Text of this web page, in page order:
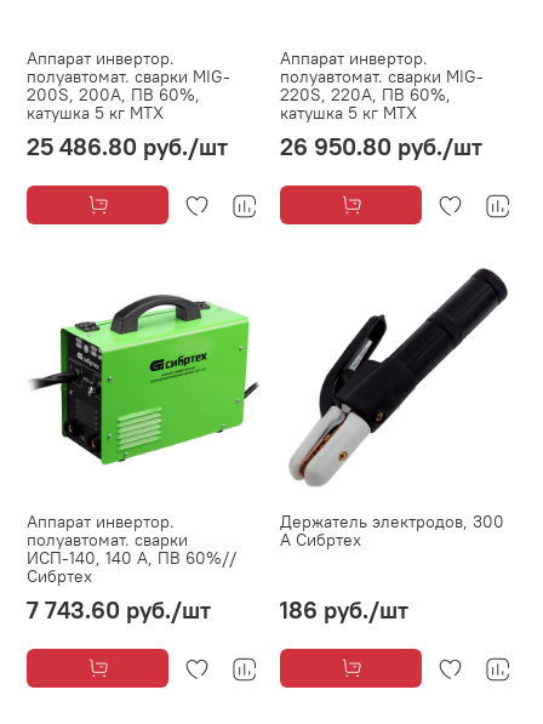
Аппарат инвертор.
полуавтомат. cварки MIG-
200S, 200A, ПВ 60%,
катушка 5 кг MTX
25 486.80 руб./шт
Аппарат инвертор.
полуавтомат. cварки MIG-
220S, 220A, ПВ 60%,
катушка 5 кг MTX
26 950.80 руб./шт
Аппарат инвертор.
полуавтомат. сварки
ИСП-140, 140 А, ПВ 60%//
Сибртех
7 743.60 руб./шт
Держатель электродов, 300
А Сибртех
186 руб./шт